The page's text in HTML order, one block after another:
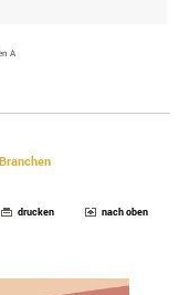
A
drucken nach oben